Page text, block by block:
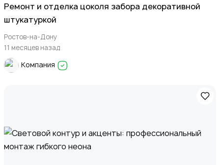
Ремонт и отделка цоколя забора декоративной
штукатуркой
Ростов-на-Дону
11 месяцев назад
Компания